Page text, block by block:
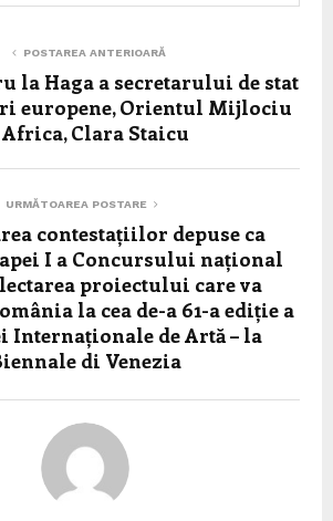
POSTAREA ANTERIOARĂ
la Haga a secretarului de stat
europene, Orientul Mijlociu
Clara Staicu
URMĂTOAREA POSTARE
contestațiilor depuse ca
I a Concursului național
proiectului care va
la cea de-a 61-a ediție a
Internaționale de Artă – la
di Venezia